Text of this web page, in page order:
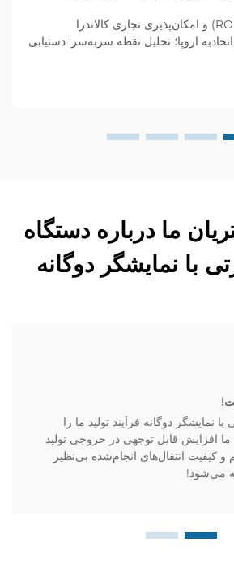
بازده سرمایه‌گذاری (ROI) و امکان‌پذیری تجاری کالاندرا
اروپا؛ تحلیل نقطه سربه‌سر: دستیابی
سراسر اروپا معمولاً سرمایه‌گذاری خود را
ما درباره دستگاه
با نمایشگر دوگانه
نمایشگر دوگانه فرآیند تولید ما را
افزایش قابل توجهی در خروجی تولید
و کیفیت انتقال‌های انجام‌شده بی‌نظیر
می‌شود!